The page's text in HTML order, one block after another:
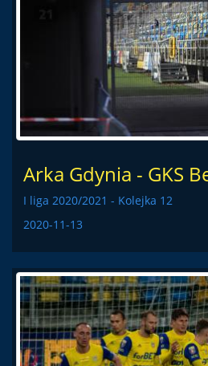
Arka Gdynia - GKS
I liga 2020/2021 - Kolejka 12
2020-11-13